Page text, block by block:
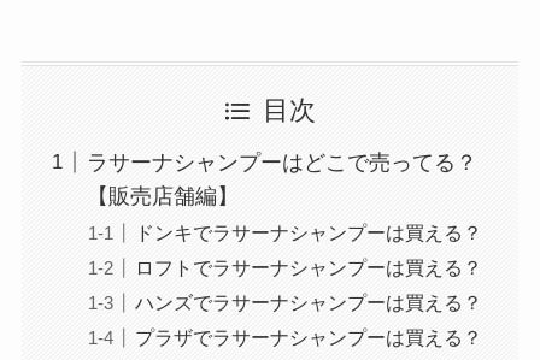
目次
ラサーナシャンプーはどこで売ってる？
【販売店舗編】
ドンキでラサーナシャンプーは買える？
ロフトでラサーナシャンプーは買える？
ハンズでラサーナシャンプーは買える？
プラザでラサーナシャンプーは買える？